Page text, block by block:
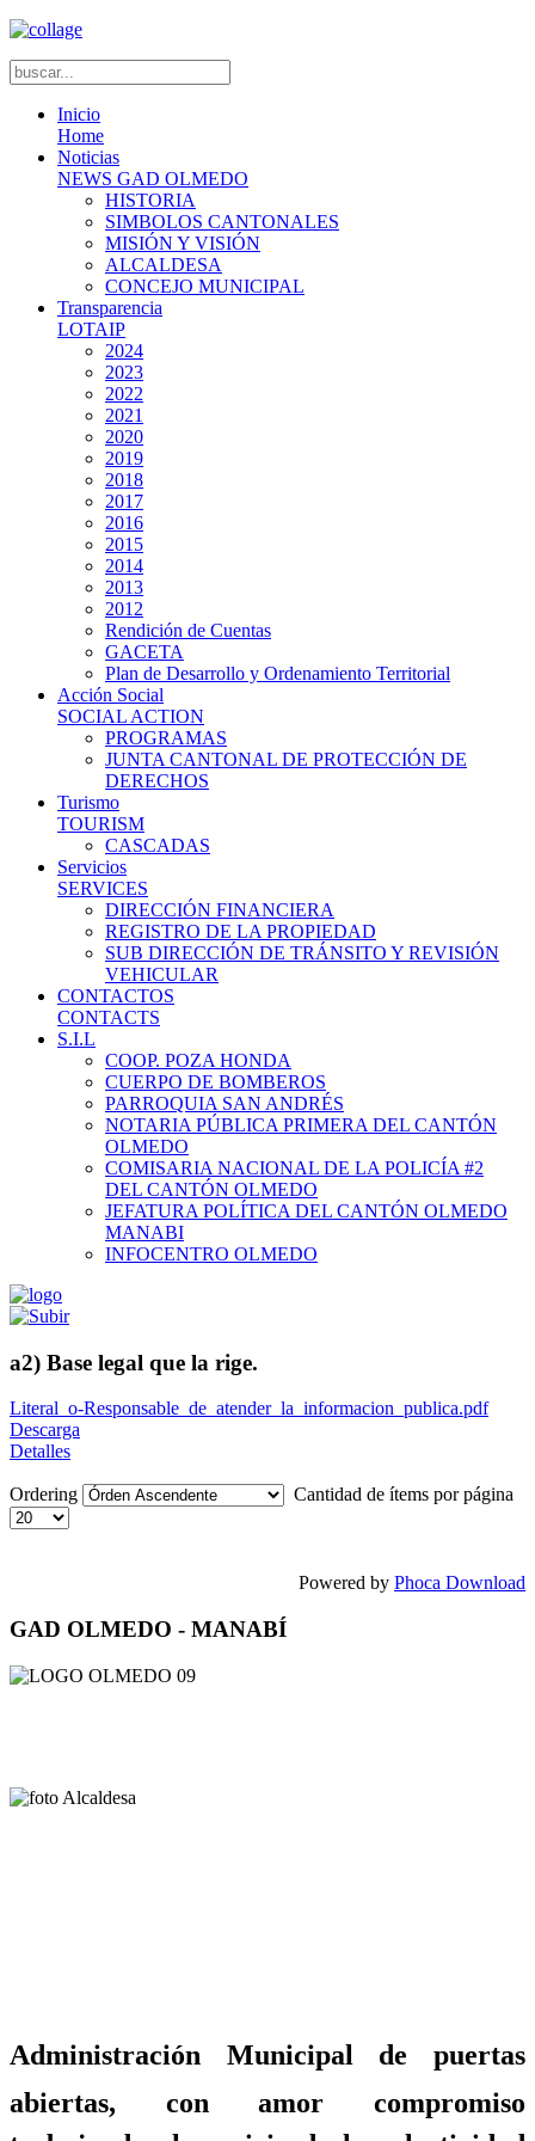
Inicio
Home
Noticias
NEWS GAD OLMEDO
HISTORIA
SIMBOLOS CANTONALES
MISIÓN Y VISIÓN
ALCALDESA
CONCEJO MUNICIPAL
Transparencia
LOTAIP
2024
2023
2022
2021
2020
2019
2018
2017
2016
2015
2014
2013
2012
Rendición de Cuentas
GACETA
Plan de Desarrollo y Ordenamiento Territorial
Acción Social
SOCIAL ACTION
PROGRAMAS
JUNTA CANTONAL DE PROTECCIÓN DE
DERECHOS
Turismo
TOURISM
CASCADAS
Servicios
SERVICES
DIRECCIÓN FINANCIERA
REGISTRO DE LA PROPIEDAD
SUB DIRECCIÓN DE TRÁNSITO Y REVISIÓN
VEHICULAR
CONTACTOS
CONTACTS
S.I.L
COOP. POZA HONDA
CUERPO DE BOMBEROS
PARROQUIA SAN ANDRÉS
NOTARIA PÚBLICA PRIMERA DEL CANTÓN
OLMEDO
COMISARIA NACIONAL DE LA POLICÍA #2
DEL CANTÓN OLMEDO
JEFATURA POLÍTICA DEL CANTÓN OLMEDO
MANABI
INFOCENTRO OLMEDO
a2) Base legal que la rige.
Literal_o-Responsable_de_atender_la_informacion_publica.pdf
Descarga
Detalles
Ordering Cantidad de ítems por página
Powered by Phoca Download
GAD OLMEDO - MANABÍ
Administración Municipal de puertas
abiertas, con amor compromiso